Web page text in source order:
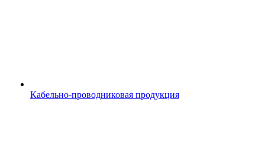
Кабельно-проводниковая продукция